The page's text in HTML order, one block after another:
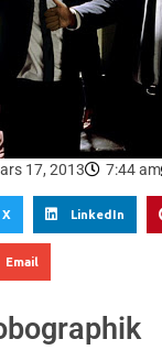
17, 2013 7:44 am
X LinkedIn
Email